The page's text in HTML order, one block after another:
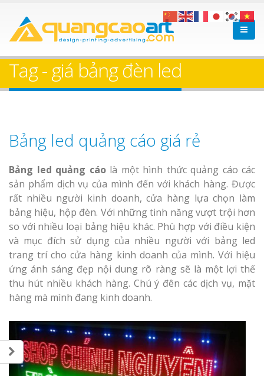
Tag - giá bảng đèn led
Bảng led quảng cáo giá rẻ
Bảng led quảng cáolà một hình thức quảng cáo các
sản phẩm dịch vụ của mình đến với khách hàng. Được
rất nhiều người kinh doanh, cửa hàng lựa chọn làm
bảng hiệu, hộp đèn. Với những tinh năng vượt trội hơn
so với nhiều loại bảng hiệu khác. Phù hợp với điều kiện
và mục đích sử dụng của nhiều người với bảng led
trang trí cho cửa hàng kinh doanh của mình. Với hiệu
ứng ánh sáng đẹp nội dung rõ ràng sẽ là một lợi thế
thu hút nhiều khách hàng. Chú ý đên các dịch vụ, mặt
hàng mà mình đang kinh doanh.